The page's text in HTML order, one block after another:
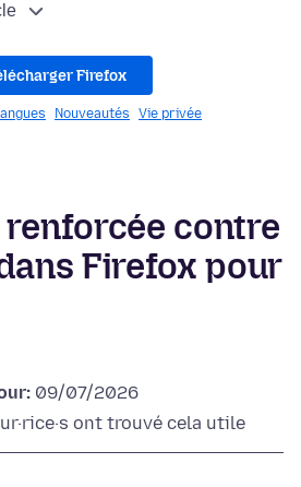
Firefox
Nouveautés Vie privée
contre
Firefox pour
09/07/2026
ont trouvé cela utile